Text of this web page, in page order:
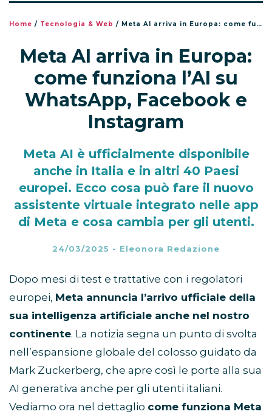
Home / Tecnologia & Web / Meta AI arriva in Europa: come funziona l’AI su WhatsApp, Facebook e Instagram
Meta AI arriva in Europa:
come funziona l’AI su
WhatsApp, Facebook e
Instagram
Meta AI è ufficialmente disponibile
anche in Italia e in altri 40 Paesi
europei. Ecco cosa può fare il nuovo
assistente virtuale integrato nelle app
di Meta e cosa cambia per gli utenti.
24/03/2025 - Eleonora Redazione
Dopo mesi di test e trattative con i regolatori
europei, Meta annuncia l’arrivo ufficiale della
sua intelligenza artificiale anche nel nostro
continente. La notizia segna un punto di svolta
nell’espansione globale del colosso guidato da
Mark Zuckerberg, che apre così le porte alla sua
AI generativa anche per gli utenti italiani.
Vediamo ora nel dettaglio come funziona Meta